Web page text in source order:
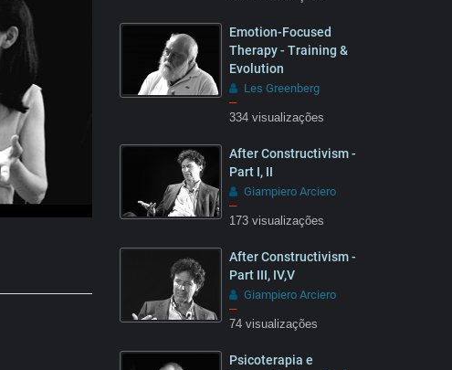
Emotion-Focused
Therapy - Training &
Evolution
Les Greenberg
–
334 visualizações
08:51
After Constructivism -
Part I, II
Giampiero Arciero
–
173 visualizações
07:05
After Constructivism -
Part III, IV,V
Giampiero Arciero
–
74 visualizações
Psicoterapia e